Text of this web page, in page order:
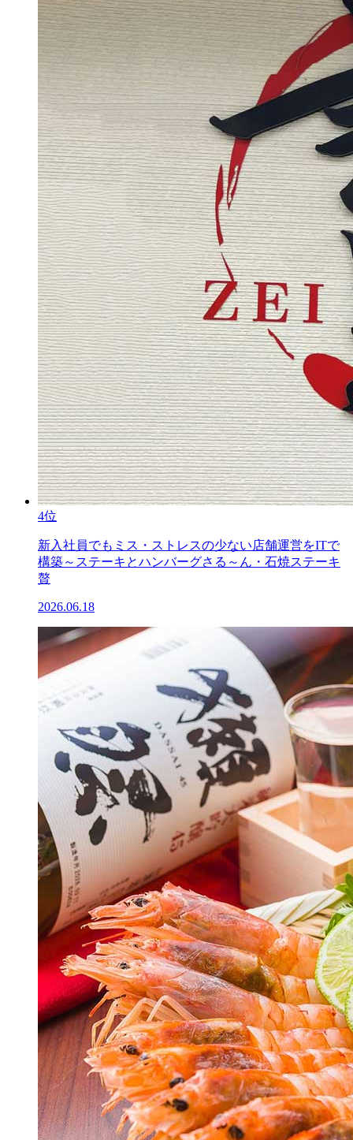
4位
新入社員でもミス・ストレスの少ない店舗運営をITで
構築～ステーキとハンバーグさる～ん・石焼ステーキ
贅
2026.06.18